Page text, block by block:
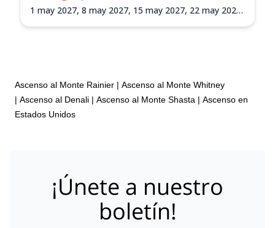
1 may 2027, 8 may 2027, 15 may 2027, 22 may 2027,
Ascenso al Monte Rainier | Ascenso al Monte Whitney
| Ascenso al Denali | Ascenso al Monte Shasta | Ascenso en
Estados Unidos
¡Únete a nuestro
boletín!